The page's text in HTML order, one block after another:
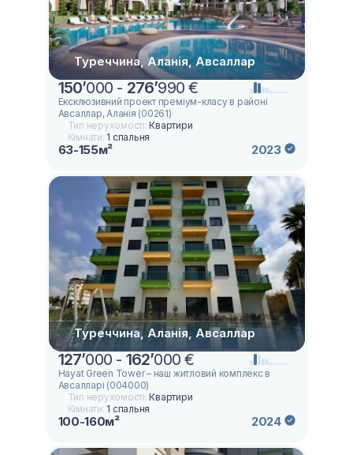
Туреччина, Аланія, Авсаллар
150’000 - 276’990 €
Ексклюзивний проект преміум-класу в районі
Авсаллар, Аланія (00261)
Тип нерухомості:Квартири
Кімнати: 1 спальня
63-155м² 2023
Туреччина, Аланія, Авсаллар
127’000 - 162’000 €
Hayat Green Tower – наш житловий комплекс в
Авсалларі (004000)
Тип нерухомості:Квартири
Кімнати: 1 спальня
100-160м² 2024